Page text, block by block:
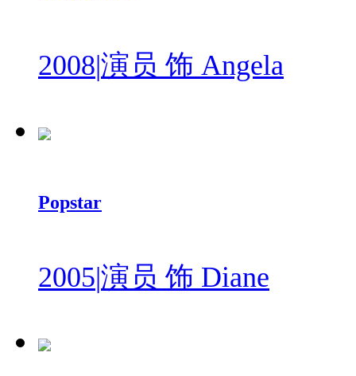
2008|演员 饰 Angela
Popstar
2005|演员 饰 Diane